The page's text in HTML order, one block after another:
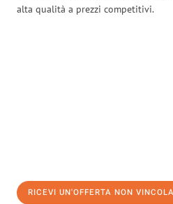
alta qualità a prezzi competitivi.
RICEVI UN'OFFERTA NON